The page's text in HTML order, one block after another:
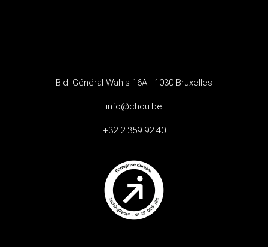
Bld. Général Wahis 16A - 1030 Bruxelles
info@chou.be
+32 2 359 92 40